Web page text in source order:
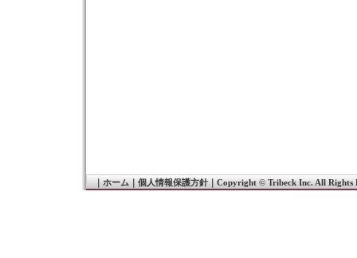
ホーム｜ 個人情報保護方針｜ Copyright © Tribeck Inc. All Rights